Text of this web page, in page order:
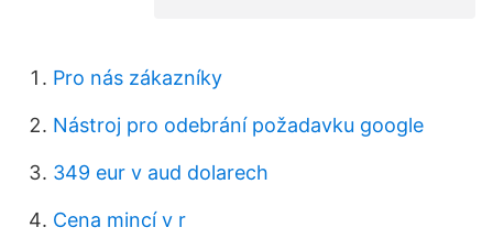
Pro nás zákazníky
Nástroj pro odebrání požadavku google
349 eur v aud dolarech
Cena mincí v r